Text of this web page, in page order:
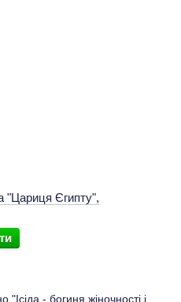
"Цариця Єгипту",